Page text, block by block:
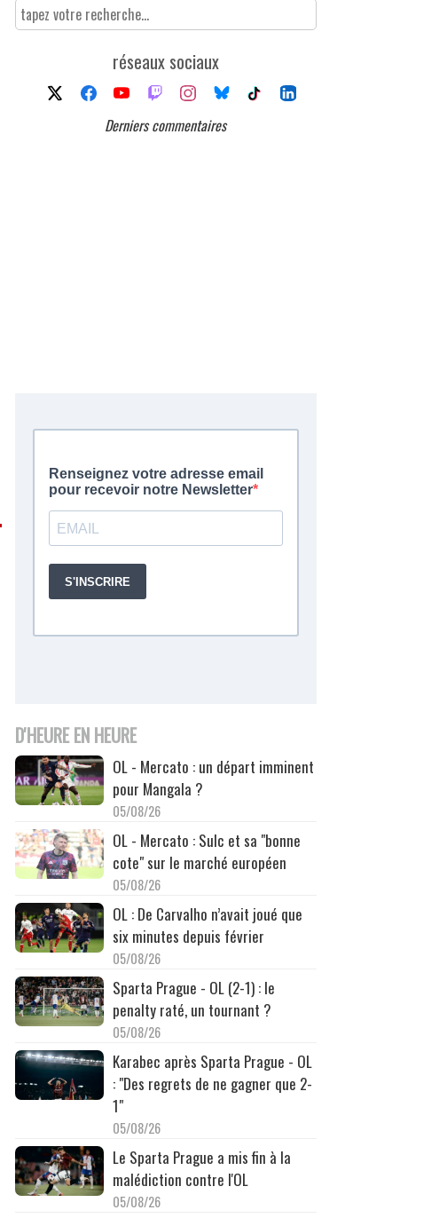
réseaux sociaux
Derniers commentaires
D'HEURE EN HEURE
OL - Mercato : un départ imminent
pour Mangala ?
05/08/26
OL - Mercato : Sulc et sa "bonne
cote" sur le marché européen
05/08/26
OL : De Carvalho n’avait joué que
six minutes depuis février
05/08/26
Sparta Prague - OL (2-1) : le
penalty raté, un tournant ?
05/08/26
Karabec après Sparta Prague - OL
: "Des regrets de ne gagner que 2-
1"
05/08/26
Le Sparta Prague a mis fin à la
malédiction contre l'OL
05/08/26